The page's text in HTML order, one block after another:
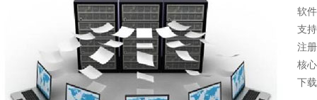
软
支
注
核
下